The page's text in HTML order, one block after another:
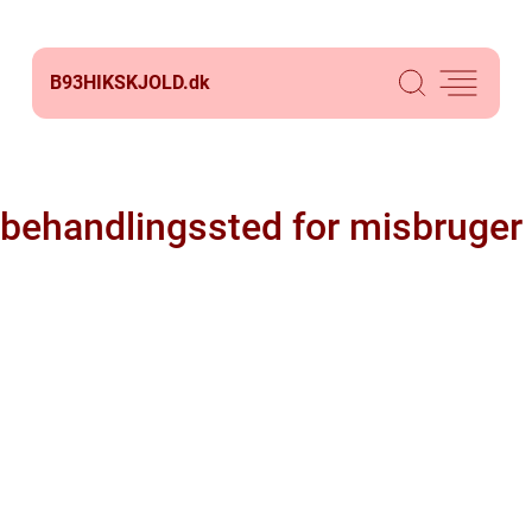
B93HIKSKJOLD.dk
behandlingssted for misbruger